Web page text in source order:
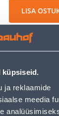
ja reklaamide
meedia
LISA
3/8" 0,050"